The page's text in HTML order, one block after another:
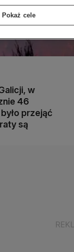
w
46
przejąć
są
Pokaż cele